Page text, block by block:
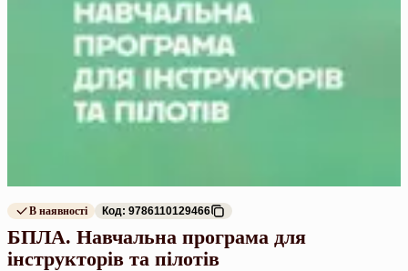
В наявності Код: 9786110129466
БПЛА. Навчальна програма для
інструкторів та пілотів